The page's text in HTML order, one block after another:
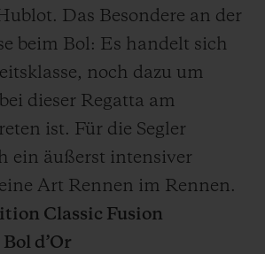
Das Besondere an der
beim Bol: Es handelt sich
noch dazu um
dieser Regatta am
ist. Für die Segler
ein äußerst intensiver
Art Rennen im Rennen.
Classic Fusion
d’Or